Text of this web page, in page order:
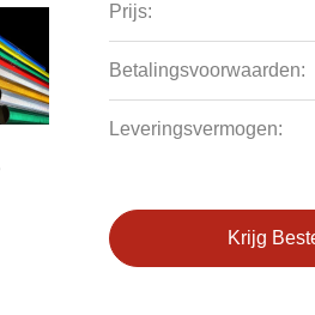
Prijs:
Betalingsvoorwaarden:
Leveringsvermogen:
Krijg